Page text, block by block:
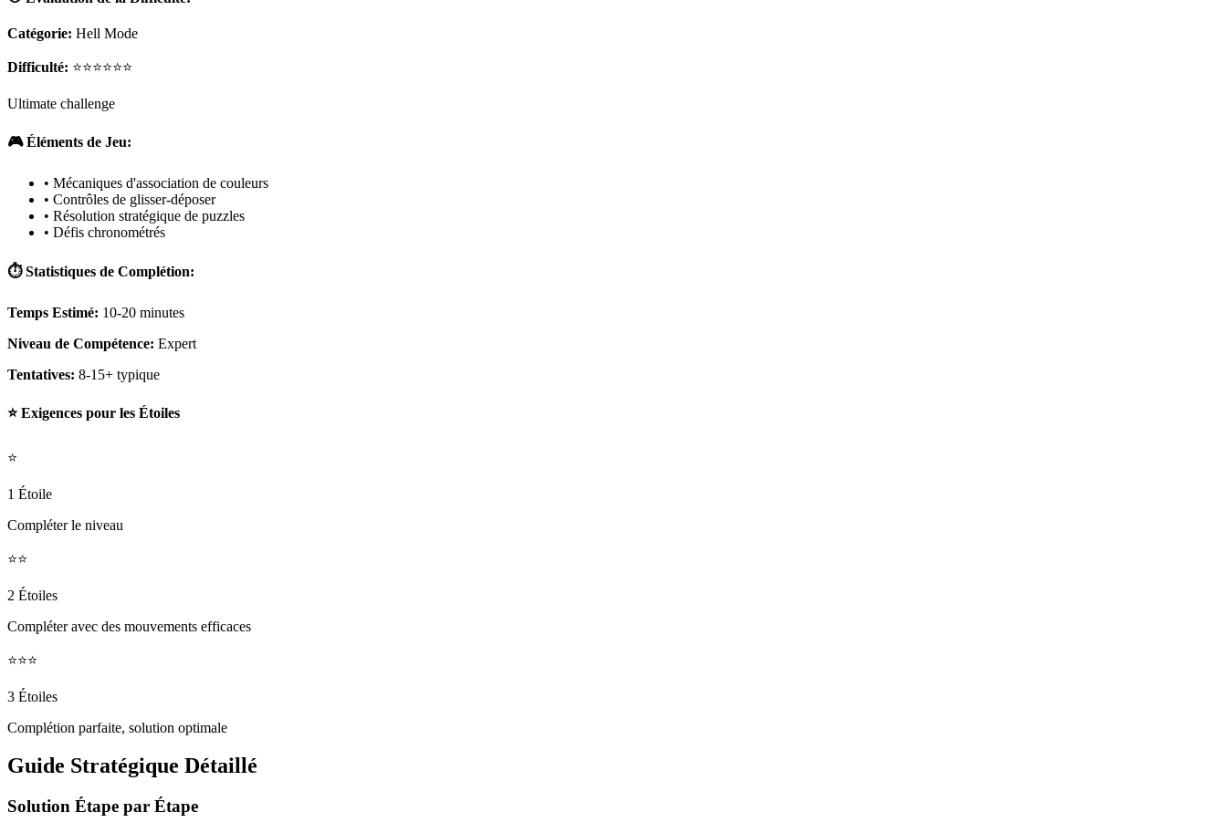
Catégorie: Hell Mode
Difficulté: ⭐⭐⭐⭐⭐⭐
Ultimate challenge
🎮 Éléments de Jeu:
• Mécaniques d'association de couleurs
• Contrôles de glisser-déposer
• Résolution stratégique de puzzles
• Défis chronométrés
⏱️ Statistiques de Complétion:
Temps Estimé: 10-20 minutes
Niveau de Compétence: Expert
Tentatives: 8-15+ typique
⭐ Exigences pour les Étoiles
⭐
1 Étoile
Compléter le niveau
⭐⭐
2 Étoiles
Compléter avec des mouvements efficaces
⭐⭐⭐
3 Étoiles
Complétion parfaite, solution optimale
Guide Stratégique Détaillé
Solution Étape par Étape